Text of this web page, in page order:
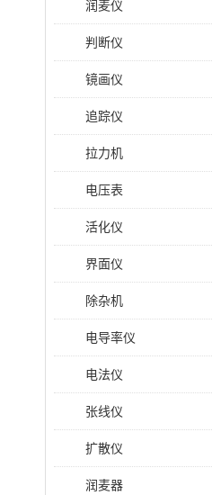
润麦仪
判断仪
镜画仪
追踪仪
拉力机
电压表
活化仪
界面仪
除杂机
电导率仪
电法仪
张线仪
扩散仪
润麦器